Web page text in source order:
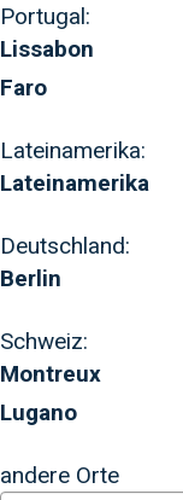
Portugal:
Lissabon
Faro
Lateinamerika:
Lateinamerika
Deutschland:
Berlin
Schweiz:
Montreux
Lugano
andere Orte